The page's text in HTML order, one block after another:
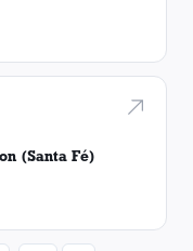
(Santa Fé)